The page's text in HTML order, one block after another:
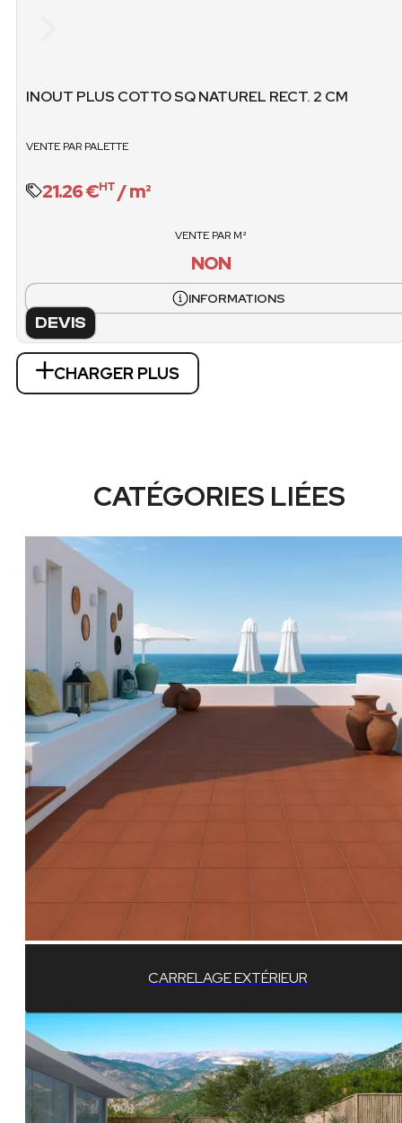
INOUT PLUS COTTO SQ NATUREL RECT. 2 CM
VENTE PAR PALETTE
21.26 €HT / m²
VENTE PAR M²
NON
INFORMATIONS
DEVIS
non
CHARGER PLUS
CATÉGORIES LIÉES
CARRELAGE EXTÉRIEUR